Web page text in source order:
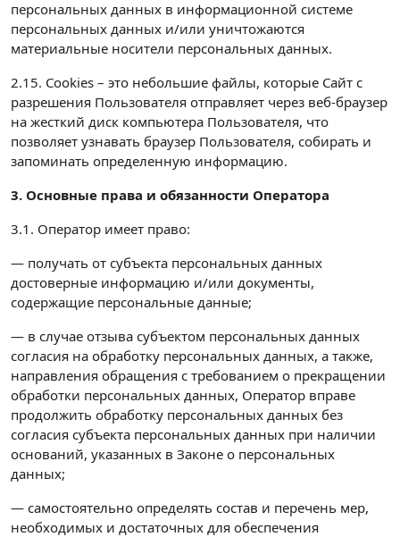
персональных данных в информационной системе
персональных данных и/или уничтожаются
материальные носители персональных данных.
2.15. Cookies – это небольшие файлы, которые Сайт с
разрешения Пользователя отправляет через веб-браузер
на жесткий диск компьютера Пользователя, что
позволяет узнавать браузер Пользователя, собирать и
запоминать определенную информацию.
3. Основные права и обязанности Оператора
3.1. Оператор имеет право:
— получать от субъекта персональных данных
достоверные информацию и/или документы,
содержащие персональные данные;
— в случае отзыва субъектом персональных данных
согласия на обработку персональных данных, а также,
направления обращения с требованием о прекращении
обработки персональных данных, Оператор вправе
продолжить обработку персональных данных без
согласия субъекта персональных данных при наличии
оснований, указанных в Законе о персональных
данных;
— самостоятельно определять состав и перечень мер,
необходимых и достаточных для обеспечения